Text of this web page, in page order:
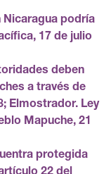
Nicaragua podría
17 de julio
deben
a través de
Elmostrador. Ley
Mapuche, 21
protegida